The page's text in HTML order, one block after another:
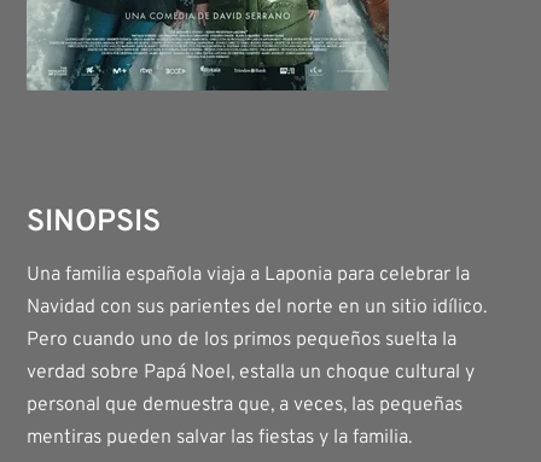
SINOPSIS
Una familia española viaja a Laponia para celebrar la
Navidad con sus parientes del norte en un sitio idílico.
Pero cuando uno de los primos pequeños suelta la
verdad sobre Papá Noel, estalla un choque cultural y
personal que demuestra que, a veces, las pequeñas
mentiras pueden salvar las fiestas y la familia.